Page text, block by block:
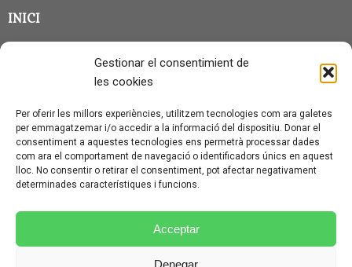
Gestionar el consentimient de
les cookies
Per oferir les millors experiències, utilitzem tecnologies com ara galetes
per emmagatzemar i/o accedir a la informació del dispositiu. Donar el
consentiment a aquestes tecnologies ens permetrà processar dades
com ara el comportament de navegació o identificadors únics en aquest
lloc. No consentir o retirar el consentiment, pot afectar negativament
determinades característiques i funcions.
Acceptar
Denegar
INICI
CLASSE EN GRUP
QUI SOC?
CONTACTE
AVÍS LEGAL I PROTECCIÓ DE DADES
POLÍTICA DE COOKIES (UE)
CONDICIONS PARTICULARS D’ÚS I CONTRACTACIÓ
POLÍTICA DE PRIVACITAT